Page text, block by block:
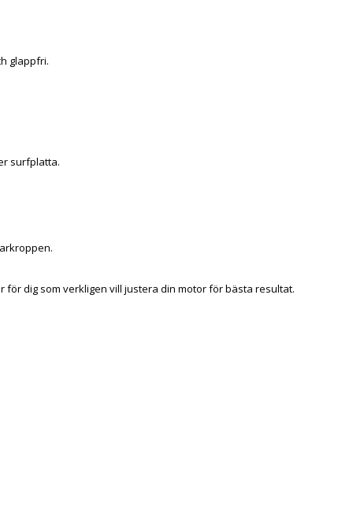
glappfri.
surfplatta.
för dig som verkligen vill justera din motor för bästa resultat.